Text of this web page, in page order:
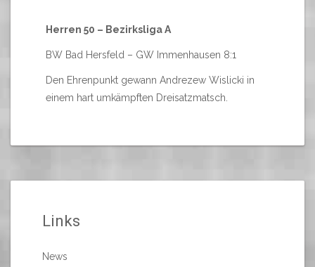
Herren 50 – Bezirksliga A
BW Bad Hersfeld – GW Immenhausen 8:1
Den Ehrenpunkt gewann Andrezew Wislicki in
einem hart umkämpften Dreisatzmatsch.
Links
News